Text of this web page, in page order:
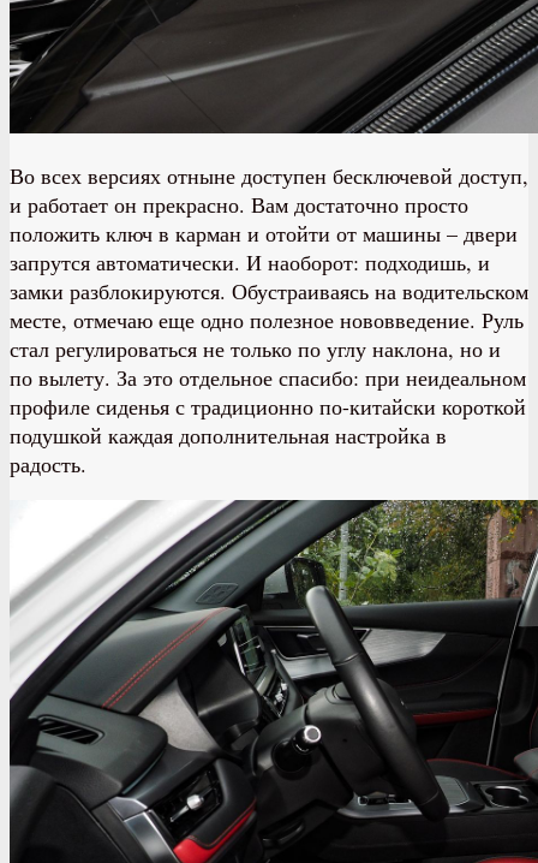
Во всех версиях отныне доступен бесключевой доступ,
и работает он прекрасно. Вам достаточно просто
положить ключ в карман и отойти от машины – двери
запрутся автоматически. И наоборот: подходишь, и
замки разблокируются. Обустраиваясь на водительском
месте, отмечаю еще одно полезное нововведение. Руль
стал регулироваться не только по углу наклона, но и
по вылету. За это отдельное спасибо: при неидеальном
профиле сиденья с традиционно по-китайски короткой
подушкой каждая дополнительная настройка в
радость.